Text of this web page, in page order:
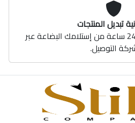
تبديل المنتجات
امكانية التبديل خلال 24 ساعة من إستلامك البضاعة عبر
التوصيل.